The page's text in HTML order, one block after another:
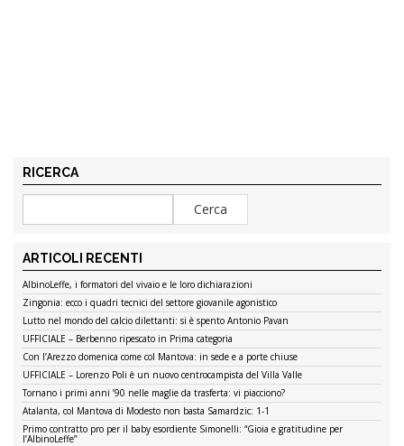
RICERCA
ARTICOLI RECENTI
AlbinoLeffe, i formatori del vivaio e le loro dichiarazioni
Zingonia: ecco i quadri tecnici del settore giovanile agonistico
Lutto nel mondo del calcio dilettanti: si è spento Antonio Pavan
UFFICIALE – Berbenno ripescato in Prima categoria
Con l’Arezzo domenica come col Mantova: in sede e a porte chiuse
UFFICIALE – Lorenzo Poli è un nuovo centrocampista del Villa Valle
Tornano i primi anni ’90 nelle maglie da trasferta: vi piacciono?
Atalanta, col Mantova di Modesto non basta Samardzic: 1-1
Primo contratto pro per il baby esordiente Simonelli: “Gioia e gratitudine per
l’AlbinoLeffe”